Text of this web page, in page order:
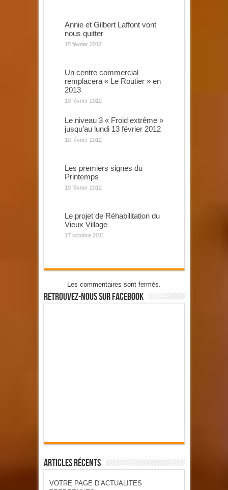
Annie et Gilbert Laffont vont
nous quitter
15 février 2012
Un centre commercial
remplacera « Le Routier » en
2013
10 février 2012
Le niveau 3 « Froid extrême »
jusqu’au lundi 13 février 2012
10 février 2012
Les premiers signes du
Printemps
10 février 2012
Le projet de Réhabilitation du
Vieux Village
17 octobre 2011
Les commentaires sont fermés.
Retrouvez-Nous Sur Facebook
Articles Récents
VOTRE PAGE D’ACTUALITES